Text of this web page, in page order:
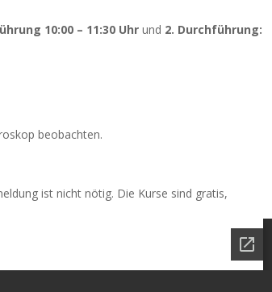
10:00 – 11:30 Uhr und 2. Durchführung:
beobachten.
ist nicht nötig. Die Kurse sind gratis,